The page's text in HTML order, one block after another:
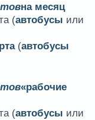
на месяц
(автобусы или
(автобусы
«рабочие
(автобусы или